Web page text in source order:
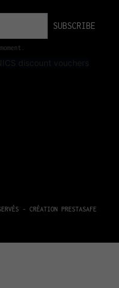
SUBSCRIBE
discount vouchers
- CRÉATION PRESTASAFE